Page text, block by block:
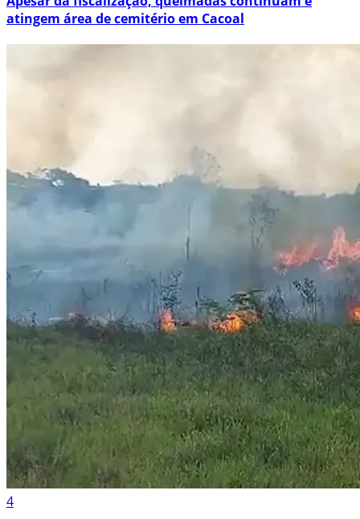
atingem área de cemitério em Cacoal
4